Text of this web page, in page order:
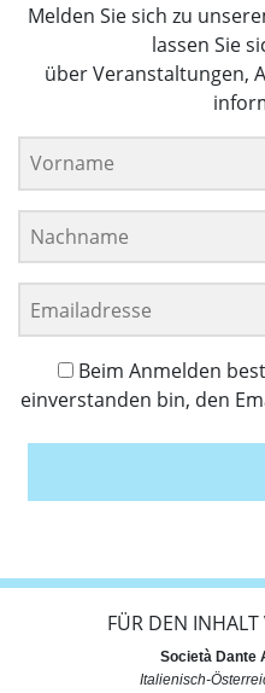
Melden Sie sich zu
lassen Sie
über Veranstaltungen,
Beim Anmelden
einverstanden bin, den
FÜR DEN
Società Dante
Italienisch-